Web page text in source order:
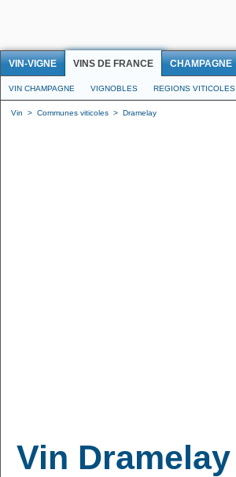
VIN-VIGNE VINS DE FRANCE CHAMPAGNE
VIN CHAMPAGNE VIGNOBLES REGIONS VITICOLES
Vin > Communes viticoles > Dramelay
Vin Dramelay